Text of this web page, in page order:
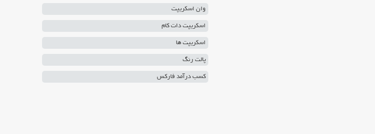
وان اسکریپت
اسکریپت دات کام
اسکریپت ها
پالت رنگ
کسب درآمد فارکس